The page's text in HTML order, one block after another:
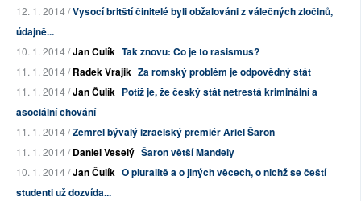
12. 1. 2014 /Vysocí britští činitelé byli obžalováni z válečných zločinů,
údajně...
10. 1. 2014 /Jan Čulík Tak znovu: Co je to rasismus?
11. 1. 2014 /Radek Vrajik Za romský problém je odpovědný stát
11. 1. 2014 /Jan Čulík Potíž je, že český stát netrestá kriminální a
asociální chování
11. 1. 2014 /Zemřel bývalý izraelský premiér Ariel Šaron
11. 1. 2014 /Daniel Veselý Šaron větší Mandely
10. 1. 2014 /Jan Čulík O pluralitě a o jiných věcech, o nichž se čeští
studenti už dozvída...